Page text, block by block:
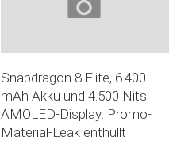
Snapdragon 8 Elite, 6.400
mAh Akku und 4.500 Nits
AMOLED-Display: Promo-
Material-Leak enthüllt